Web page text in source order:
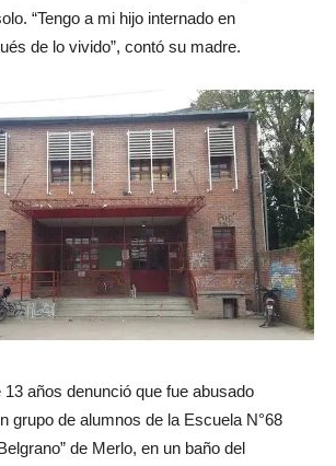
“Tengo a mi hijo internado en
de lo vivido”, contó su madre.
años denunció que fue abusado
grupo de alumnos de la Escuela N°68
de Merlo, en un baño del